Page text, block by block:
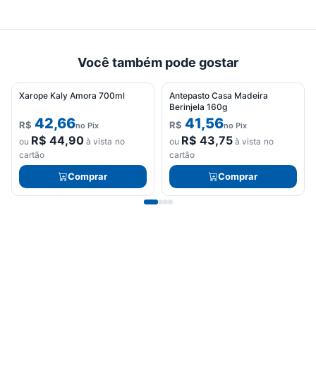
Você também pode gostar
Xarope Kaly Amora 700ml
R$ 42,66no Pix
ou R$ 44,90à vista no
cartão
Comprar
Antepasto Casa Madeira
Berinjela 160g
R$ 41,56no Pix
ou R$ 43,75à vista no
cartão
Comprar